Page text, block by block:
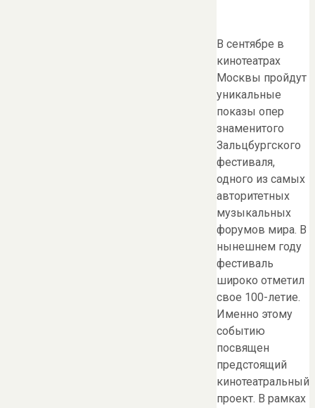
В сентябре в
кинотеатрах
Москвы пройдут
уникальные
показы опер
знаменитого
Зальцбургского
фестиваля,
одного из самых
авторитетных
музыкальных
форумов мира. В
нынешнем году
фестиваль
широко отметил
свое 100-летие.
Именно этому
событию
посвящен
предстоящий
кинотеатральный
проект. В рамках